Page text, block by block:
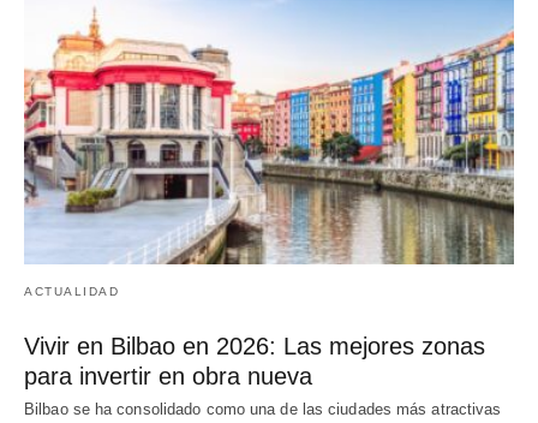
ACTUALIDAD
Vivir en Bilbao en 2026: Las mejores zonas
para invertir en obra nueva
Bilbao se ha consolidado como una de las ciudades más atractivas